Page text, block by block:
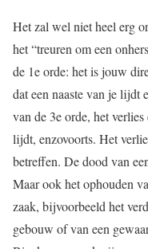
Het zal wel niet heel erg
het “treuren om een
de 1e orde: het is jouw
dat een naaste van je lijdt
van de 3e orde, het verlies
lijdt, enzovoorts. Het
betreffen. De dood van
Maar ook het ophouden
zaak, bijvoorbeeld het
gebouw of van een